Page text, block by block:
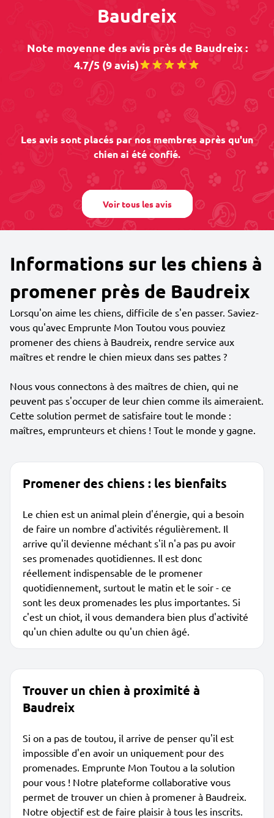
Baudreix
Note moyenne des avis près de Baudreix :
4.7/5 (9 avis)
Les avis sont placés par nos membres après qu'un
chien ai été confié.
Voir tous les avis
Informations sur les chiens à
promener près de Baudreix
Lorsqu'on aime les chiens, difficile de s'en passer. Saviez-
vous qu'avec Emprunte Mon Toutou vous pouviez
promener des chiens à Baudreix, rendre service aux
maîtres et rendre le chien mieux dans ses pattes ?
Nous vous connectons à des maîtres de chien, qui ne
peuvent pas s'occuper de leur chien comme ils aimeraient.
Cette solution permet de satisfaire tout le monde :
maîtres, emprunteurs et chiens ! Tout le monde y gagne.
Promener des chiens : les bienfaits
Le chien est un animal plein d'énergie, qui a besoin
de faire un nombre d'activités régulièrement. Il
arrive qu'il devienne méchant s'il n'a pas pu avoir
ses promenades quotidiennes. Il est donc
réellement indispensable de le promener
quotidiennement, surtout le matin et le soir - ce
sont les deux promenades les plus importantes. Si
c'est un chiot, il vous demandera bien plus d'activité
qu'un chien adulte ou qu'un chien âgé.
Trouver un chien à proximité à
Baudreix
Si on a pas de toutou, il arrive de penser qu'il est
impossible d'en avoir un uniquement pour des
promenades. Emprunte Mon Toutou a la solution
pour vous ! Notre plateforme collaborative vous
permet de trouver un chien à promener à Baudreix.
Notre objectif est de faire plaisir à tous les inscrits.